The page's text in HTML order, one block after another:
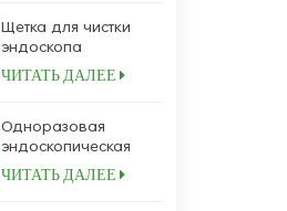
ремешком
Щетка для чистки
эндоскопа
хирургического
инструмента
ЧИТАТЬ ДАЛЕЕ
Одноразовая
эндоскопическая
паровая щетка с
сертификацией CE
ЧИТАТЬ ДАЛЕЕ